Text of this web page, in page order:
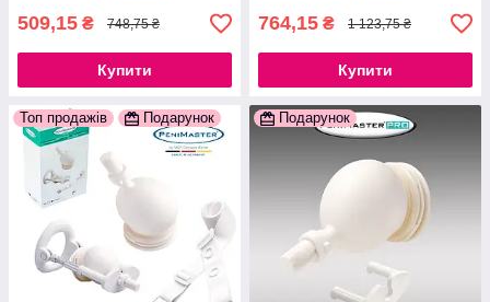
509,15 ₴ 748,75 ₴
Купити
764,15 ₴ 1 123,75 ₴
Купити
Топ продажів Подарунок Подарунок